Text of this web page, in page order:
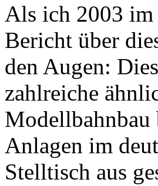
Als ich 2003 im
Bericht über
den Augen:
zahlreiche
Modellbahnbau
Anlagen im
Stelltisch aus